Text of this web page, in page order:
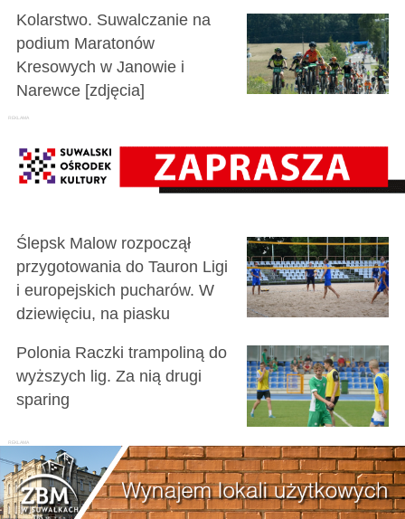
Kolarstwo. Suwalczanie na
podium Maratonów
Kresowych w Janowie i
Narewce [zdjęcia]
Ślepsk Malow rozpoczął
przygotowania do Tauron Ligi
i europejskich pucharów. W
dziewięciu, na piasku
Polonia Raczki trampoliną do
wyższych lig. Za nią drugi
sparing